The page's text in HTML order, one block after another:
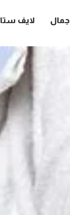
جمال لايف